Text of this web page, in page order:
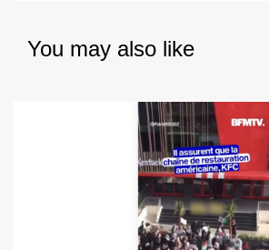
You may also like